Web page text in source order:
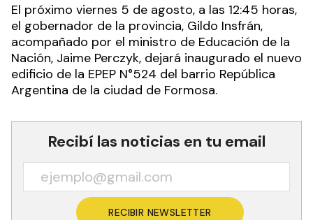
El próximo viernes 5 de agosto, a las 12:45 horas,
el gobernador de la provincia, Gildo Insfrán,
acompañado por el ministro de Educación de la
Nación, Jaime Perczyk, dejará inaugurado el nuevo
edificio de la EPEP N°524 del barrio República
Argentina de la ciudad de Formosa.
Recibí las noticias en tu email
RECIBIR NEWSLETTER